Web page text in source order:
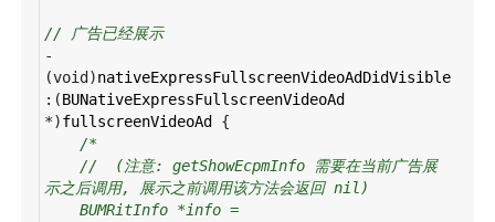
// 广告已经展示
-
(void )nativeExpressFullscreenVideoAdDidVisible
:(BUNativeExpressFullscreenVideoAd
*)fullscreenVideoAd
{
/*
//  (注意: getShowEcpmInfo 需要在当前广告展
示之后调用, 展示之前调用该方法会返回 nil)
BUMRitInfo *info =